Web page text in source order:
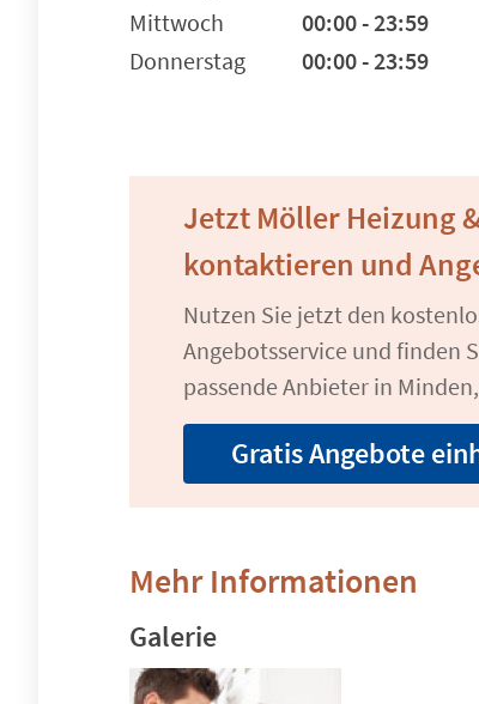
Mittwoch
00:00 - 23:59
Donnerstag
00:00 - 23:59
Jetzt Möller Heizung
kontaktieren und
Nutzen Sie jetzt den
Angebotsservice und finden
passende Anbieter in
Gratis Angebote
Mehr Informationen
Galerie